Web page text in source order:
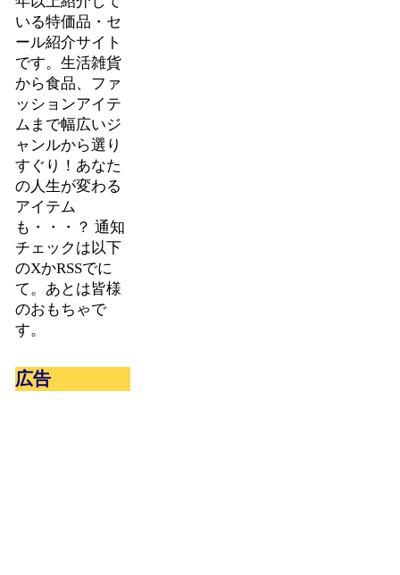
いる特価品・セ
ール紹介サイト
です。生活雑貨
から食品、ファ
ッションアイテ
ムまで幅広いジ
ャンルから選り
すぐり！あなた
の人生が変わる
アイテム
も・・・？ 通知
チェックは以下
のXかRSSでに
て。あとは皆様
のおもちゃで
す。
広告